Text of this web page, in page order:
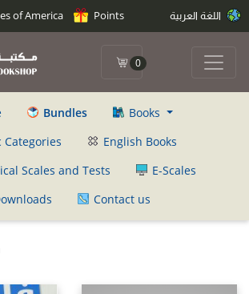
of America
Points
0
Bundles
Books
Categories
English Books
Scales and Tests
E-Scales
Contact us